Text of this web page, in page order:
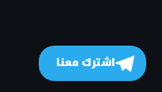
اشترك معنا